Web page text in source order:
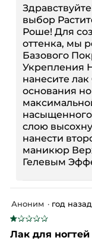
выбор
Роше! Для
оттенка, мы
Базового
Укрепления
нанесите лак
основания
слою
нанести
маникюр
Гелевым
★★★★★
★★★★★
из
Аноним · год назад
Лак для ногтей